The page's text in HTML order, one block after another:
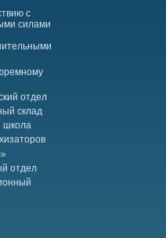
с
силами
отдел
склад
школа
отдел